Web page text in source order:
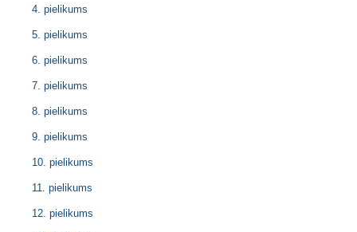
4. pielikums
5. pielikums
6. pielikums
7. pielikums
8. pielikums
9. pielikums
10. pielikums
11. pielikums
12. pielikums